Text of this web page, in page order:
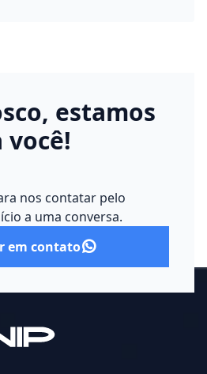
estamos
você!
nos contatar pelo
a uma conversa.
em contato